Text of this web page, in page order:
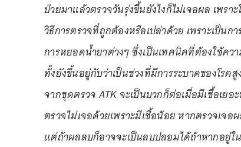
ป่วยมาแล้วตรวจวันรุ่งขึ้นยังไงก็ไม่เจอผล เพรา
วิธีการตรวจที่ถูกต้องหรือเปล่าด้วย เพราะเป็นก
การหยอดน้ำยาต่างๆ ซึ่งเป็นเทคนิคที่ต้องใช้ค
ทั้งยังขึ้นอยู่กับว่าเป็นช่วงที่มีการระบาดของโรค
จากชุดตรวจ ATK จะเป็นบวกก็ต่อเมื่อมีเชื้อเ
ตรวจไม่เจอด้วยเพราะมีเชื้อน้อย หากตรวจเจอ
แต่ถ้าผลลบก็อาจจะเป็นลบปลอมได้ถ้าหากอยู่